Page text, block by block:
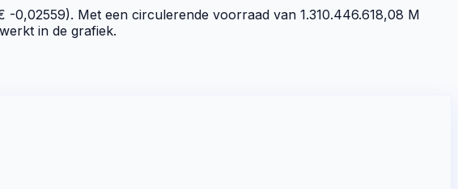
0,02559). Met een circulerende voorraad van 1.310.446.618,08 M
in de grafiek.